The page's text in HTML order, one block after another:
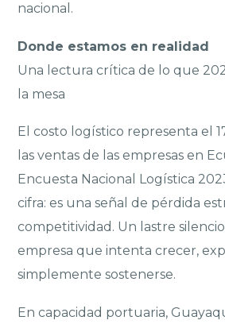
nacional.
Donde estamos en realidad
Una lectura crítica de lo que
la mesa
El costo logístico representa el
las ventas de las empresas en
Encuesta Nacional Logística
cifra: es una señal de pérdida
competitividad. Un lastre
empresa que intenta crecer,
simplemente sostenerse.
En capacidad portuaria,